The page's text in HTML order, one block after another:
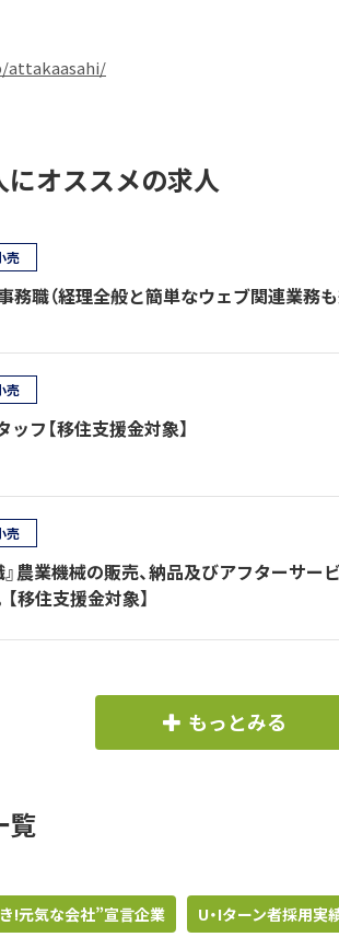
attakaasahi/
オススメの求人
事務職（経理全般と簡単なウェブ関連業務も
売
ッフ【移住支援金対象】
売
』農業機械の販売、納品及びアフターサ
移住支援金対象】
売
もっとみる
覧
!元気な会社”宣言企業 U・Iターン者採用実